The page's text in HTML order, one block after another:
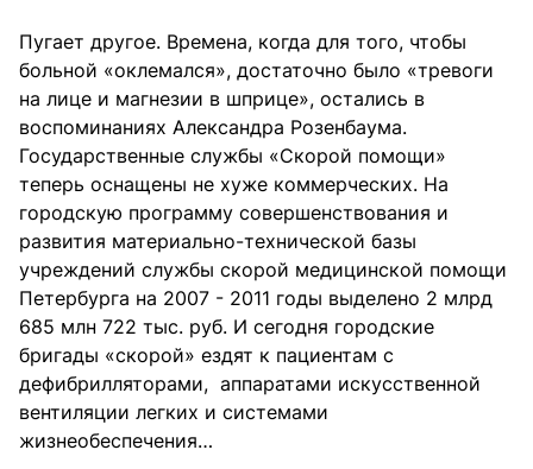
Пугает другое. Времена, когда для того, чтобы
больной «оклемался», достаточно было «тревоги
на лице и магнезии в шприце», остались в
воспоминаниях Александра Розенбаума.
Государственные службы «Скорой помощи»
теперь оснащены не хуже коммерческих. На
городскую программу совершенствования и
развития материально-технической базы
учреждений службы скорой медицинской помощи
Петербурга на 2007 - 2011 годы выделено 2 млрд
685 млн 722 тыс. руб. И сегодня городские
бригады «скорой» ездят к пациентам с
дефибрилляторами, аппаратами искусственной
вентиляции легких и системами
жизнеобеспечения…